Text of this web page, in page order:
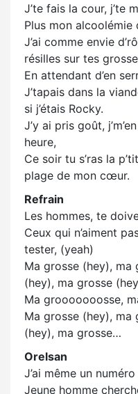
J’te fais la cour, j’te
Plus mon alcoolémie
J’ai comme envie
résilles sur tes
En attendant d’en
J’tapais dans la
si j’étais Rocky.
J’y ai pris goût,
heure,
Ce soir tu s’ras la
plage de mon cœur.
Refrain
Les hommes, te
Ceux qui n’aiment
tester, (yeah)
Ma grosse (hey), ma
(hey), ma grosse
Ma grooooooosse,
Ma grosse (hey), ma
(hey), ma grosse…
Orelsan
J’ai même un
Jeune homme